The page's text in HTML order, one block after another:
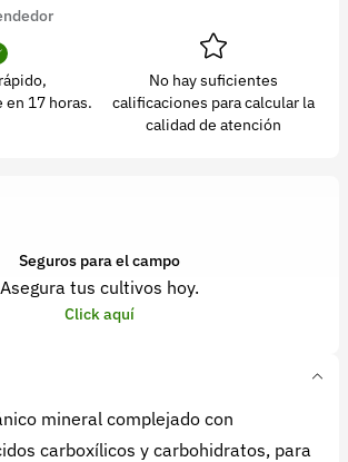
17 horas.
No hay suficientes
calificaciones para calcular la
calidad de atención
Seguros para el campo
Asegura tus cultivos hoy.
Click aquí
mineral complejado con
carboxílicos y carbohidratos, para